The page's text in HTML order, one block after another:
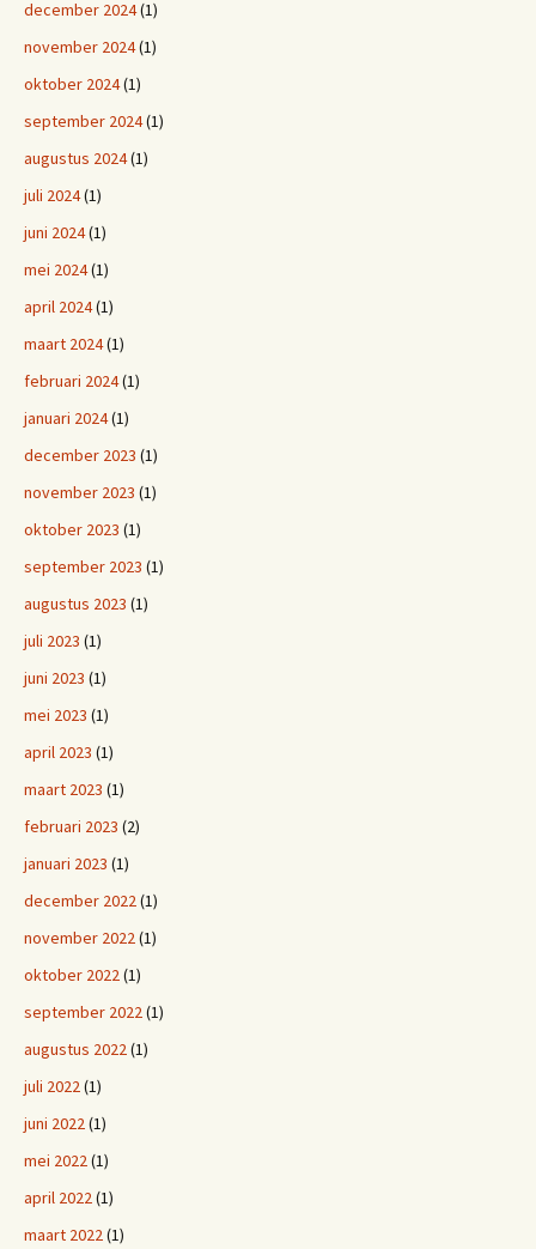
december 2024(1)
november 2024(1)
oktober 2024(1)
september 2024(1)
augustus 2024(1)
juli 2024(1)
juni 2024(1)
mei 2024(1)
april 2024(1)
maart 2024(1)
februari 2024(1)
januari 2024(1)
december 2023 (1)
november 2023 (1)
oktober 2023 (1)
september 2023 (1)
augustus 2023 (1)
juli 2023 (1)
juni 2023 (1)
mei 2023 (1)
april 2023 (1)
maart 2023 (1)
februari 2023 (2)
januari 2023 (1)
december 2022(1)
november 2022(1)
oktober 2022(1)
september 2022(1)
augustus 2022(1)
juli 2022(1)
juni 2022(1)
mei 2022(1)
april 2022(1)
maart 2022(1)